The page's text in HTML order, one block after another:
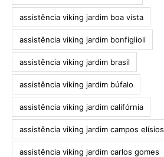
assistência viking jardim boa vista
assistência viking jardim bonfiglioli
assistência viking jardim brasil
assistência viking jardim búfalo
assistência viking jardim califórnia
assistência viking jardim campos elísios
assistência viking jardim carlos gomes